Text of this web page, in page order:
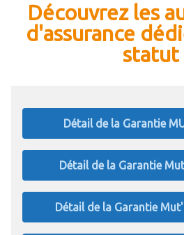
Découvrez les
d'assurance
statut
Détail de la Garantie
Détail de la Garantie
Détail de la Garantie